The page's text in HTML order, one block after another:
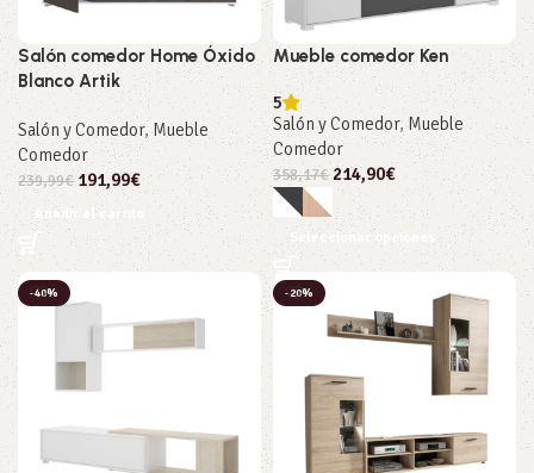
Salón comedor Home Óxido
Blanco Artik
Salón y Comedor,Mueble
Comedor
239,99€ 191,99€
Añadir al carrito
Mueble comedor Ken
5
Salón y Comedor,Mueble
Comedor
358,17€ 214,90€
Seleccionar opciones
-40% -20%